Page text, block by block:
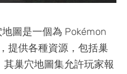
圖是一個為 Pokémon
提供各種資源，包括巢
巢穴地圖集允許玩家報